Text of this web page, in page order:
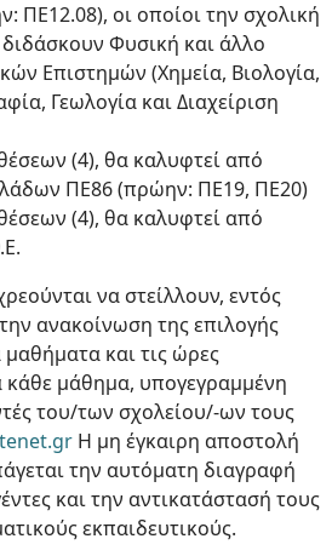
ΠΕ12.08), οι οποίοι την σχολική
Φυσική και άλλο
Επιστημών (Χημεία, Βιολογία,
Γεωλογία και Διαχείριση
(4), θα καλυφτεί από
ΠΕ86 (πρώην: ΠΕ19, ΠΕ20)
(4), θα καλυφτεί από
να στείλλουν, εντός
ανακοίνωση της επιλογής
και τις ώρες
κάθε μάθημα, υπογεγραμμένη
του/των σχολείου/-ων τους
Η μη έγκαιρη αποστολή
την αυτόματη διαγραφή
και την αντικατάστασή τους
εκπαιδευτικούς.